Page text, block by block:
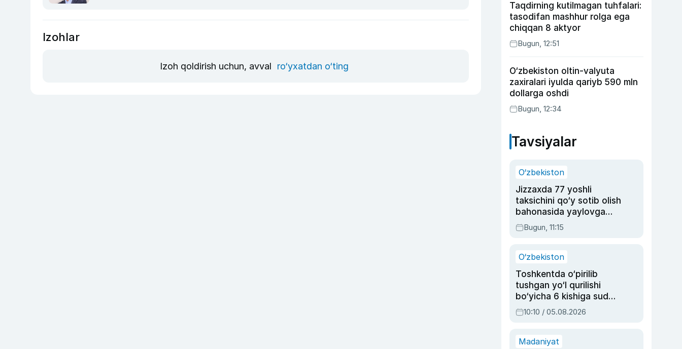
Izohlar
Izoh qoldirish uchun, avval ro‘yxatdan o‘ting
Taqdirning kutilmagan tuhfalari:
tasodifan mashhur rolga ega
chiqqan 8 aktyor
Bugun, 12:51
O‘zbekiston oltin-valyuta
zaxiralari iyulda qariyb 590 mln
dollarga oshdi
Bugun, 12:34
Tavsiyalar
O‘zbekiston
Jizzaxda 77 yoshli
taksichini qo‘y sotib olish
bahonasida yaylovga
olib borib o‘ldirgan yigit
20 yilga qamaldi
Bugun, 11:15
O‘zbekiston
Toshkentda o‘pirilib
tushgan yo‘l qurilishi
bo‘yicha 6 kishiga sud
hukmi o‘qildi
10:10 / 05.08.2026
Madaniyat